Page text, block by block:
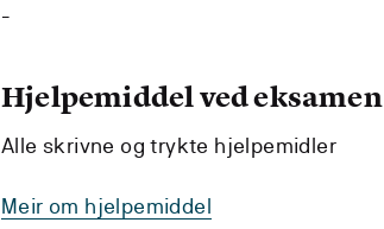
-
Hjelpemiddel ved eksamen
Alle skrivne og trykte hjelpemidler
Meir om hjelpemiddel